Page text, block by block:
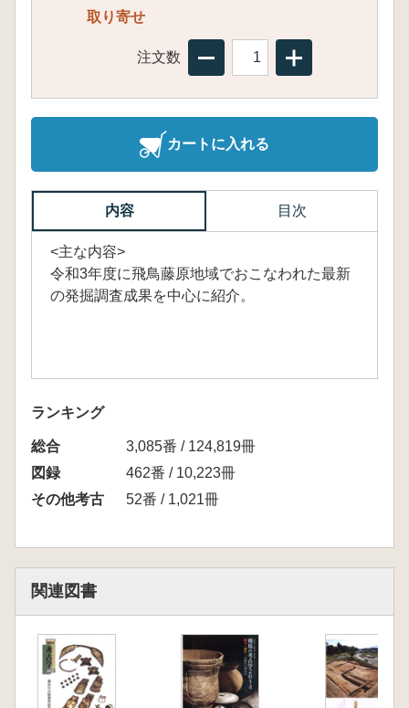
取り寄せ
注文数
カートに入れる
内容 目次
<主な内容>
令和3年度に飛鳥藤原地域でおこなわれた最新
の発掘調査成果を中心に紹介。
ランキング
総合
3,085番 / 124,819冊
図録
462番 / 10,223冊
その他考古
52番 / 1,021冊
関連図書